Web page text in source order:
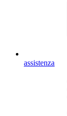
assistenza